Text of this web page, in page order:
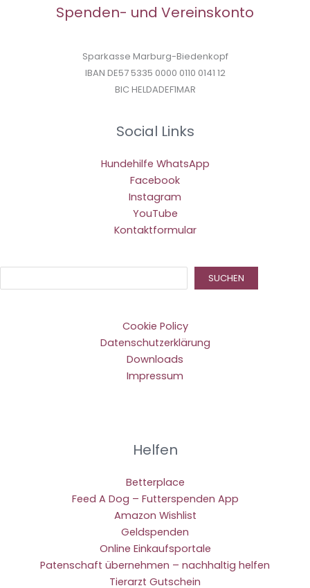
Spenden- und Vereinskonto
Sparkasse Marburg-Biedenkopf
IBAN DE57 5335 0000 0110 0141 12
BIC HELDADEF1MAR
Social Links
Hundehilfe WhatsApp
Facebook
Instagram
YouTube
Kontaktformular
SUCHEN
Cookie Policy
Datenschutzerklärung
Downloads
Impressum
Helfen
Betterplace
Feed A Dog – Futterspenden App
Amazon Wishlist
Geldspenden
Online Einkaufsportale
Patenschaft übernehmen – nachhaltig helfen
Tierarzt Gutschein